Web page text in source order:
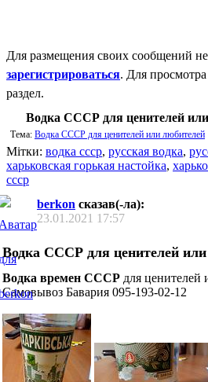
Для размещения своих сообщений
зарегистрироваться. Для
раздел.
Водка СССР для ценителей
Тема: Водка СССР для ценителей или любителей
Мітки: водка ссср, русская водка,
харьковская горькая настойка,
ссср
berkon сказав(-ла):
23.01.2021 17:57
Водка СССР для ценителей
Водка времен СССР для ценителей
Самовывоз Бавария 095-193-02-12